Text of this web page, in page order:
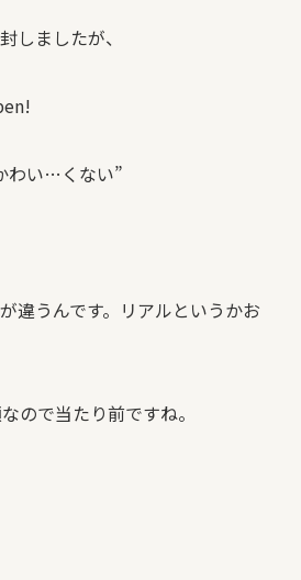
しましたが、
わい…くない”
違うんです。リアルというかお
ので当たり前ですね。